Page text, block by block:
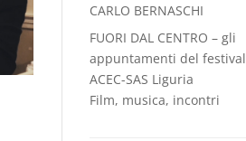
CARLO BERNASCHI
FUORI DAL CENTRO – gli
appuntamenti del festival
ACEC-SAS Liguria
Film, musica, incontri